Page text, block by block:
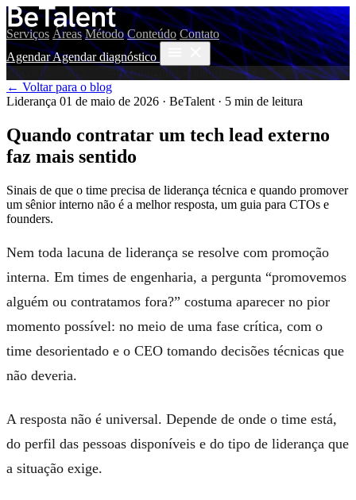
Serviços Áreas Método Conteúdo Contato
AgendarAgendar diagnóstico
Serviços
Áreas Método Conteúdo
Contato
← Voltar para o blog
Liderança 01 de maio de 2026 · BeTalent · 5 min de leitura
Quando contratar um tech lead externo
faz mais sentido
Sinais de que o time precisa de liderança técnica e quando promover
um sênior interno não é a melhor resposta, um guia para CTOs e
founders.
Nem toda lacuna de liderança se resolve com promoção
interna. Em times de engenharia, a pergunta “promovemos
alguém ou contratamos fora?” costuma aparecer no pior
momento possível: no meio de uma fase crítica, com o
time desorientado e o CEO tomando decisões técnicas que
não deveria.
A resposta não é universal. Depende de onde o time está,
do perfil das pessoas disponíveis e do tipo de liderança que
a situação exige.